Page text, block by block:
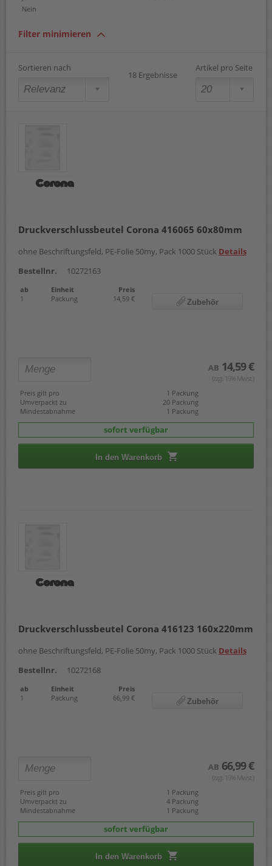
Nein
Filter minimieren
Sortieren nach
18 Ergebnisse
Artikel pro Seite
Druckverschlussbeutel Corona 416065 60x80mm
ohne Beschriftungsfeld, PE-Folie 50my, Pack 1000 Stück Details
Bestellnr.
10272163
ab Einheit
Preis
1
Packung 14,59 € Zubehör
AB 14,59 €
(zzgl. 19% Mwst.)
Preis gilt pro
1 Packung
Umverpackt zu
20 Packung
Mindestabnahme
1 Packung
sofort verfügbar
In den Warenkorb
Druckverschlussbeutel Corona 416123 160x220mm
ohne Beschriftungsfeld, PE-Folie 50my, Pack 1000 Stück Details
Bestellnr.
10272168
ab Einheit
Preis
1
Packung 66,99 € Zubehör
AB 66,99 €
(zzgl. 19% Mwst.)
Preis gilt pro
1 Packung
Umverpackt zu
4 Packung
Mindestabnahme
1 Packung
sofort verfügbar
In den Warenkorb